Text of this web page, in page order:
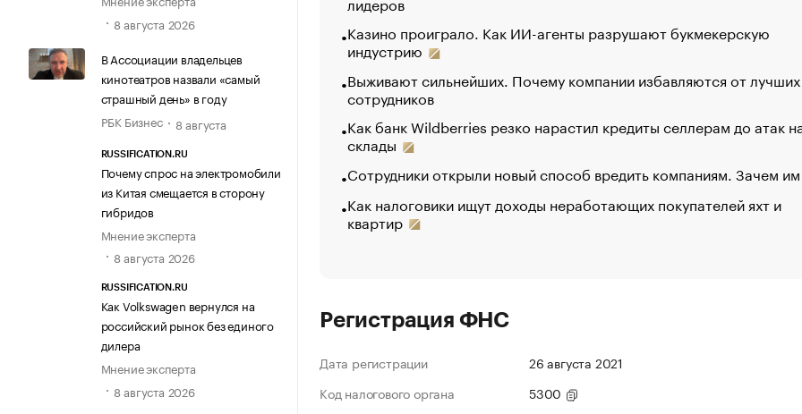
8 августа 2026
В Ассоциации владельцев
кинотеатров назвали «самый
страшный день» в году
РБК Бизнес
8 августа
RUSSIFICATION.RU
Почему спрос на электромобили
из Китая смещается в сторону
гибридов
Мнение эксперта
8 августа 2026
RUSSIFICATION.RU
Как Volkswagen вернулся на
российский рынок без единого
дилера
Мнение эксперта
8 августа 2026
Казино проиграло. Как ИИ-агенты разрушают букмекерскую
индустрию
Выживают сильнейших. Почему компании избавляются от лучших
сотрудников
Как банк Wildberries резко нарастил кредиты селлерам до атак
склады
Сотрудники открыли новый способ вредить компаниям. Зачем
Как налоговики ищут доходы неработающих покупателей яхт и
квартир
Регистрация ФНС
Дата регистрации
26 августа 2021
Код налогового органа
5300